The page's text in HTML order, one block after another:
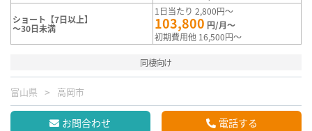
ショート【7日以上】
～30日未満
1日当たり 2,800円～
103,800 円/月～
初期費用他 16,500円～
同棲向け
富山県 高岡市
お問合わせ 電話する